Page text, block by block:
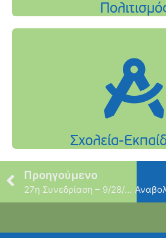
Προηγούμενο
27η Συνεδρίαση – 9/28/2018